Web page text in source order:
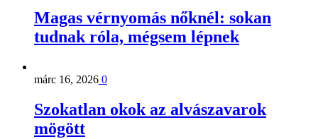
Magas vérnyomás nőknél: sokan
tudnak róla, mégsem lépnek
márc 16, 2026 0
Szokatlan okok az alvászavarok
mögött